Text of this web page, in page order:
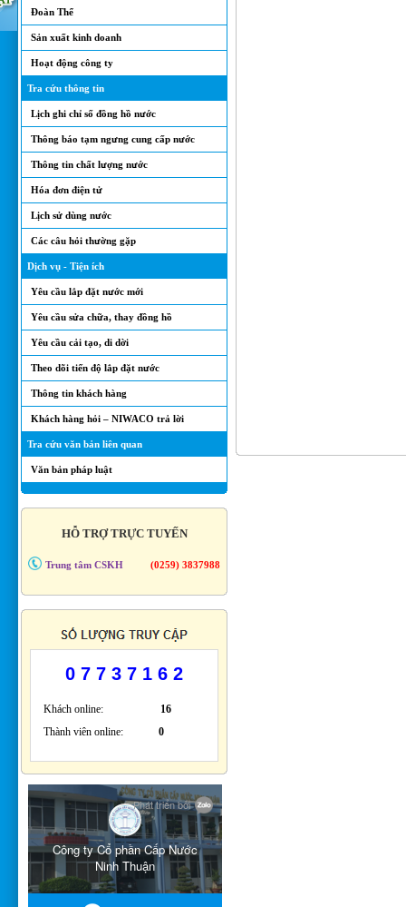
Đoàn Thể
Sản xuất kinh doanh
Hoạt động công ty
Tra cứu thông tin
Lịch ghi chỉ số đồng hồ nước
Thông báo tạm ngưng cung cấp nước
Thông tin chất lượng nước
Hóa đơn điện tử
Lịch sử dùng nước
Các câu hỏi thường gặp
Dịch vụ - Tiện ích
Yêu cầu lắp đặt nước mới
Yêu cầu sửa chữa, thay đồng hồ
Yêu cầu cải tạo, di dời
Theo dõi tiến độ lắp đặt nước
Thông tin khách hàng
Khách hàng hỏi – NIWACO trả lời
Tra cứu văn bản liên quan
Văn bản pháp luật
HỖ TRỢ TRỰC TUYẾN
Trung tâm CSKH (0259) 3837988
0 7 7 3 7 1 6 2
Khách online: 16
Thành viên online: 0